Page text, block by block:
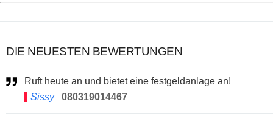
DIE NEUESTEN BEWERTUNGEN
Ruft heute an und bietet eine festgeldanlage an!
Sissy
080319014467